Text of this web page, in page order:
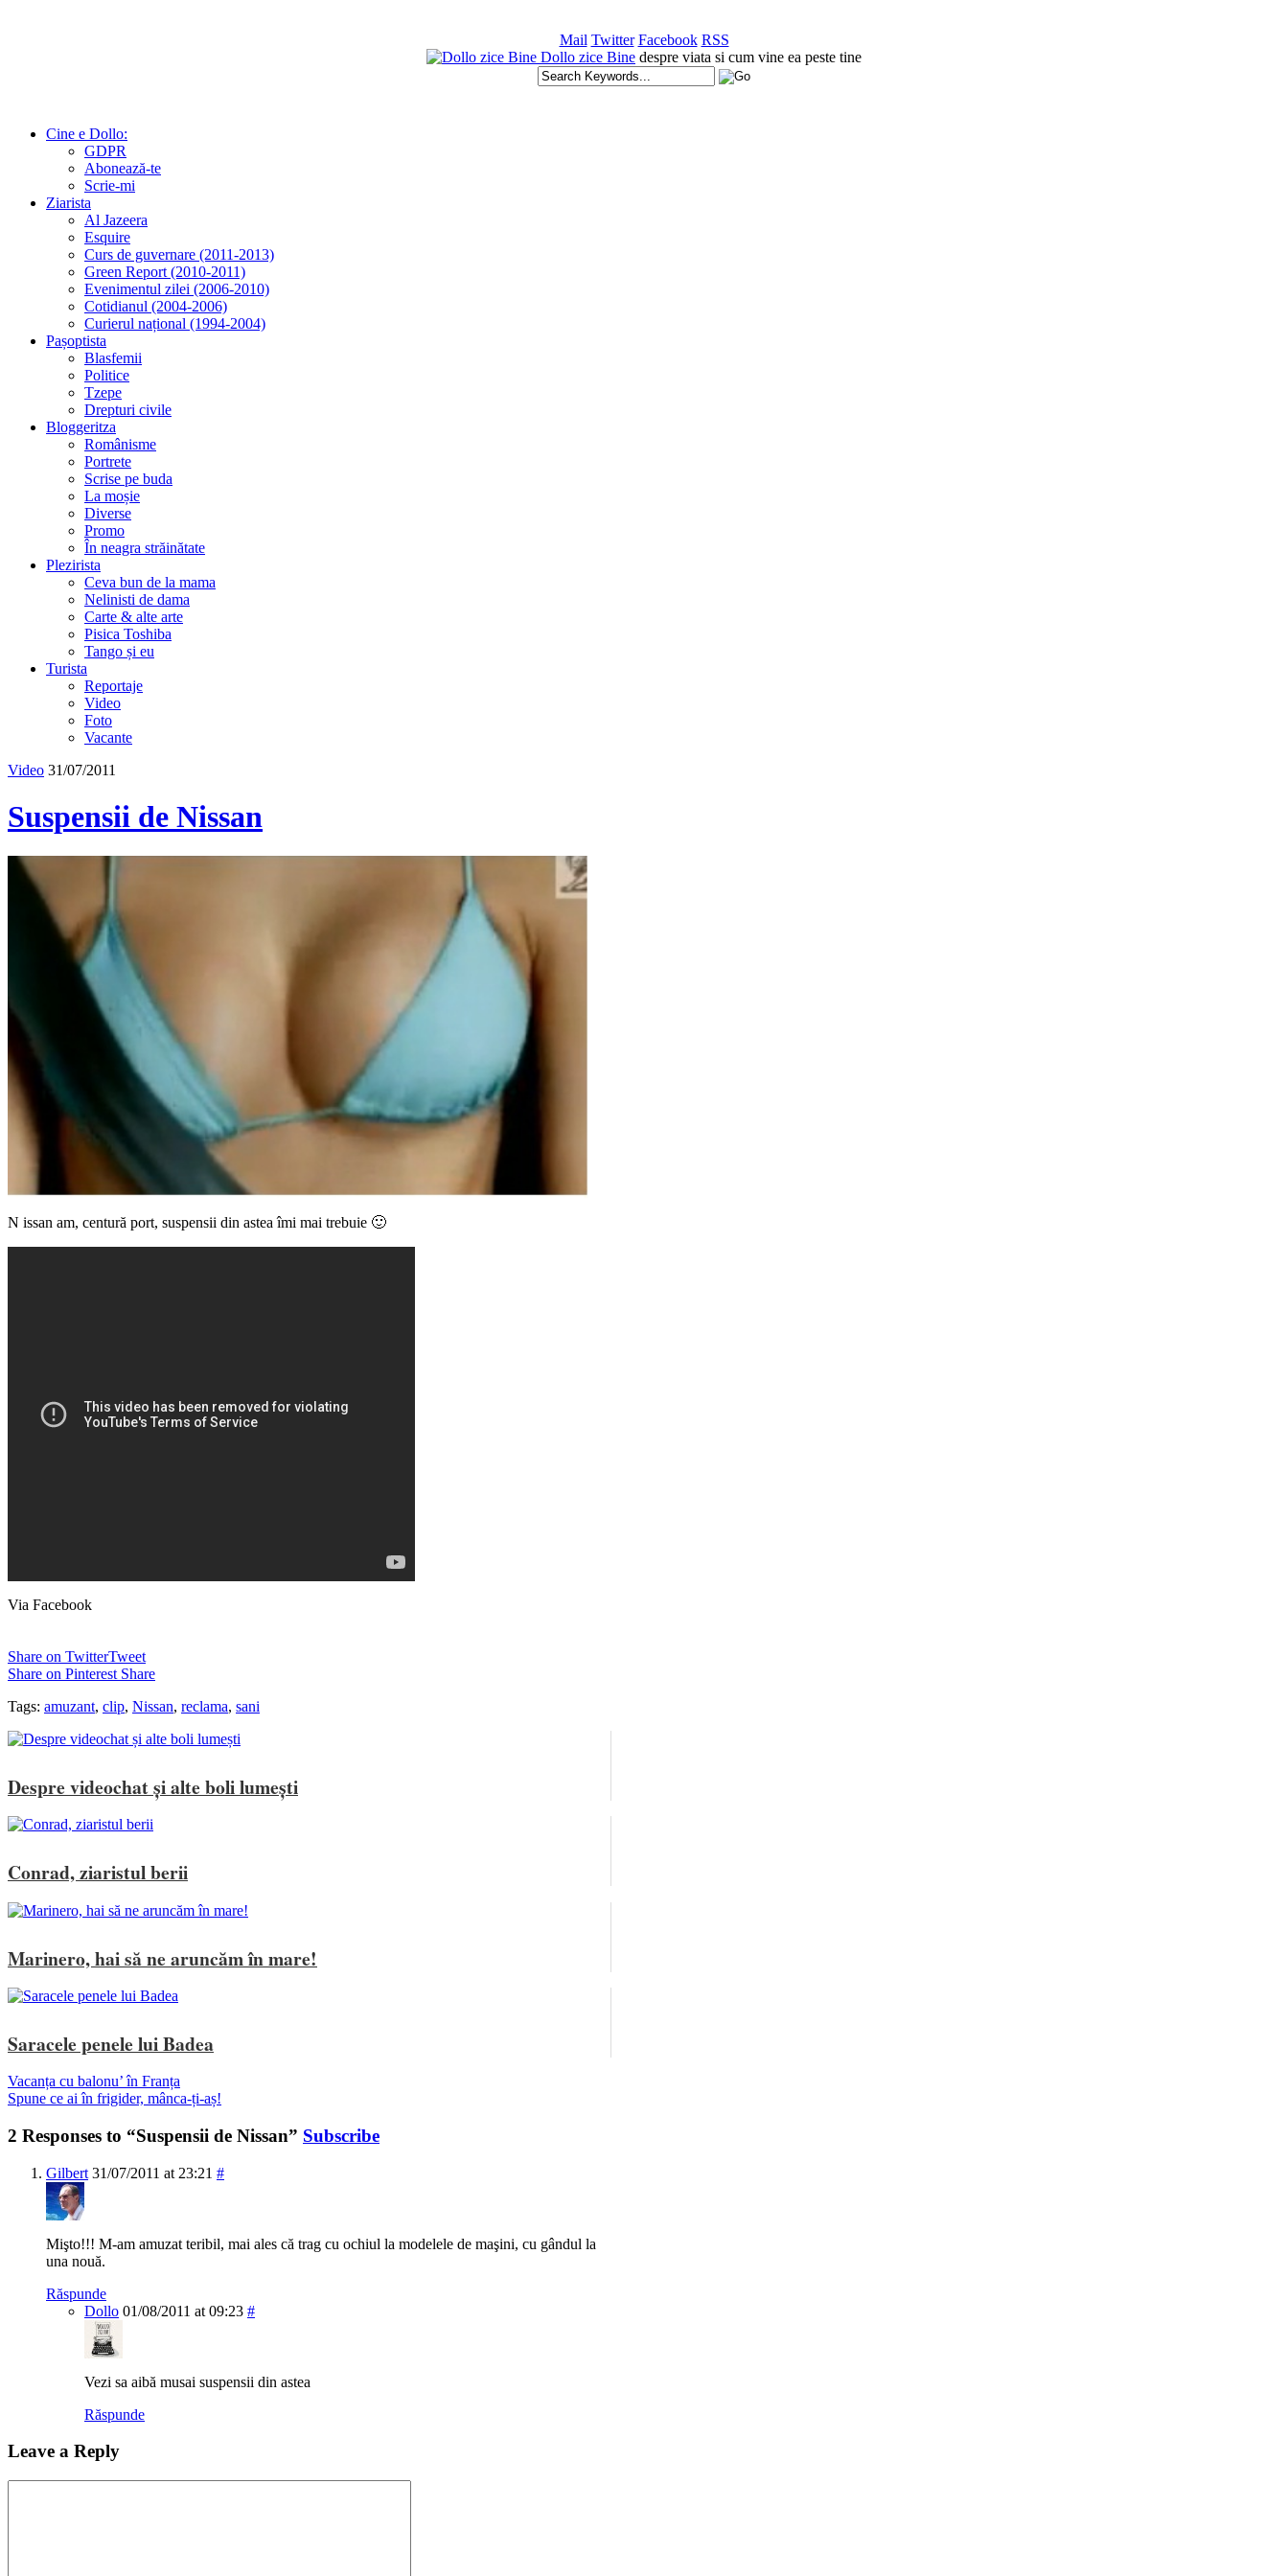
Mail Twitter Facebook RSS
Dollo zice Bine despre viata si cum vine ea peste tine
Cine e Dollo:
GDPR
Abonează-te
Scrie-mi
Ziarista
Al Jazeera
Esquire
Curs de guvernare (2011-2013)
Green Report (2010-2011)
Evenimentul zilei (2006-2010)
Cotidianul (2004-2006)
Curierul național (1994-2004)
Pașoptista
Blasfemii
Politice
Tzepe
Drepturi civile
Bloggeritza
Românisme
Portrete
Scrise pe buda
La moșie
Diverse
Promo
În neagra străinătate
Plezirista
Ceva bun de la mama
Nelinisti de dama
Carte & alte arte
Pisica Toshiba
Tango și eu
Turista
Reportaje
Video
Foto
Vacante
Video 31/07/2011
Suspensii de Nissan
N issan am, centură port, suspensii din astea îmi mai trebuie 🙂
Via Facebook
Share on TwitterTweet
Share on Pinterest Share
Tags: amuzant, clip, Nissan, reclama, sani
Despre videochat și alte boli lumești
Conrad, ziaristul berii
Marinero, hai să ne aruncăm în mare!
Saracele penele lui Badea
Vacanța cu balonu’ în Franța
Spune ce ai în frigider, mânca-ți-aș!
2 Responses to “Suspensii de Nissan” Subscribe
Gilbert 31/07/2011 at 23:21 #
Mişto!!! M-am amuzat teribil, mai ales că trag cu ochiul la modelele de maşini, cu gândul la
una nouă.
Răspunde
Dollo 01/08/2011 at 09:23 #
Vezi sa aibă musai suspensii din astea
Răspunde
Leave a Reply